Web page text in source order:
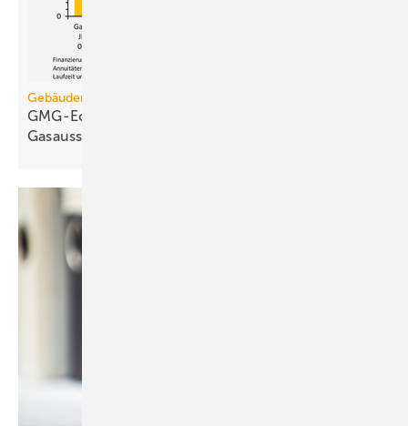
Gebäudemodernisierungsgesetz
GMG-Eckpunkte und Aufklärung besiegeln den
Gasausstieg